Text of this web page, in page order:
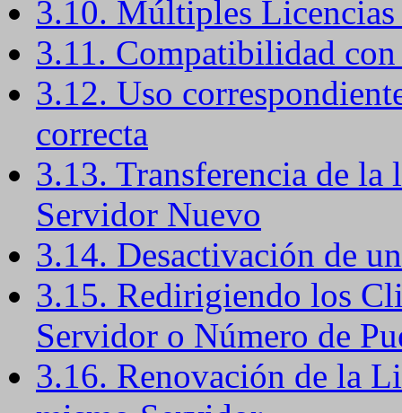
3.10. Múltiples Licencias
3.11. Compatibilidad
3.12. Uso
correcta
3.13. Transferencia de la
Servidor Nuevo
3.14. Desactivación de
3.15. Redirigiendo los
Servidor o Número de
3.16. Renovación de la